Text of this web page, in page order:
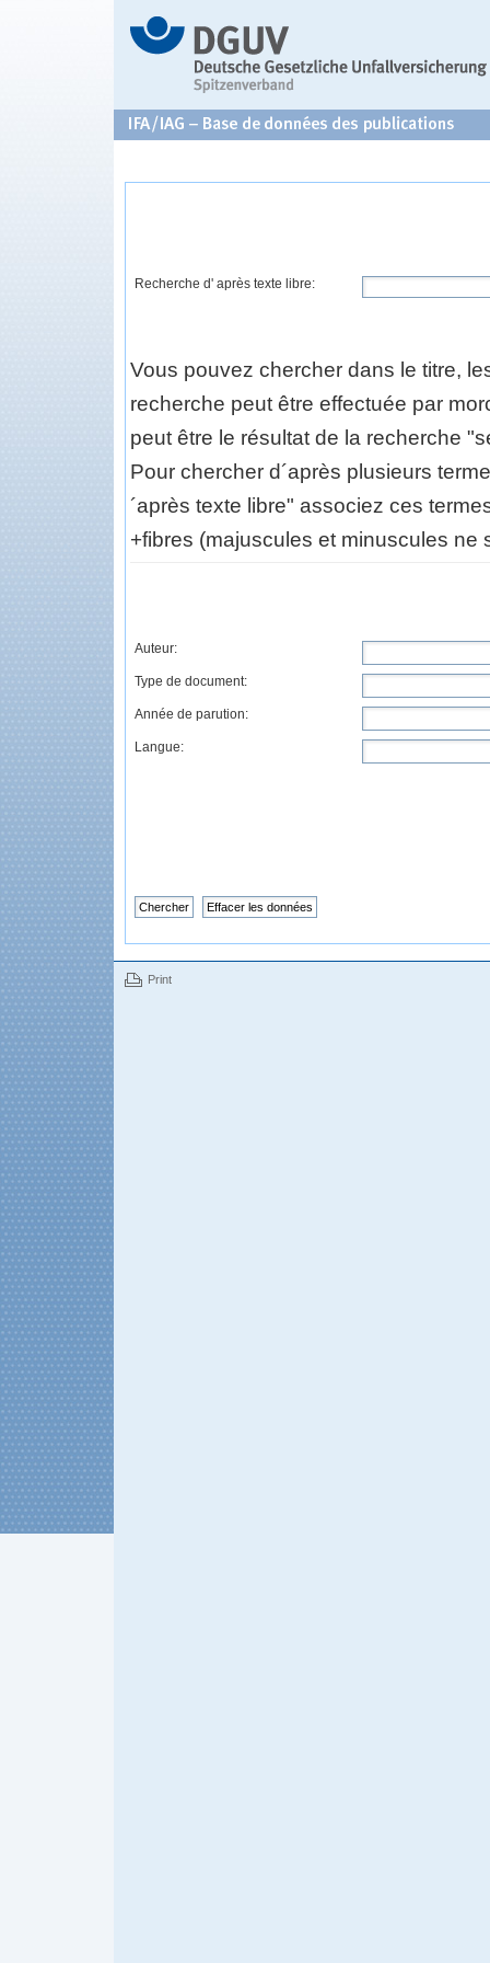
Recherche d' après texte libre:
Vous pouvez chercher dans le titre,
recherche peut être effectuée par
peut être le résultat de la recherche
Pour chercher d´après plusieurs
´après texte libre" associez ces
+fibres (majuscules et minuscules ne
Auteur:
Type de document:
Année de parution:
Langue:
Print